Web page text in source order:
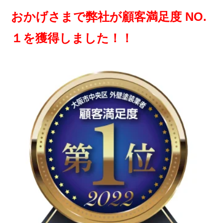
おかげさまで弊社が顧客満足度 NO.
１を獲得しました！！